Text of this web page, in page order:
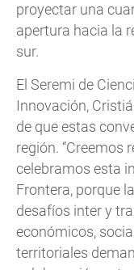
proyectar una
apertura hacia la
sur.
El Seremi de
Innovación,
de que estas
región. “Creemos
celebramos esta
Frontera, porque
desafíos inter y
económicos,
territoriales